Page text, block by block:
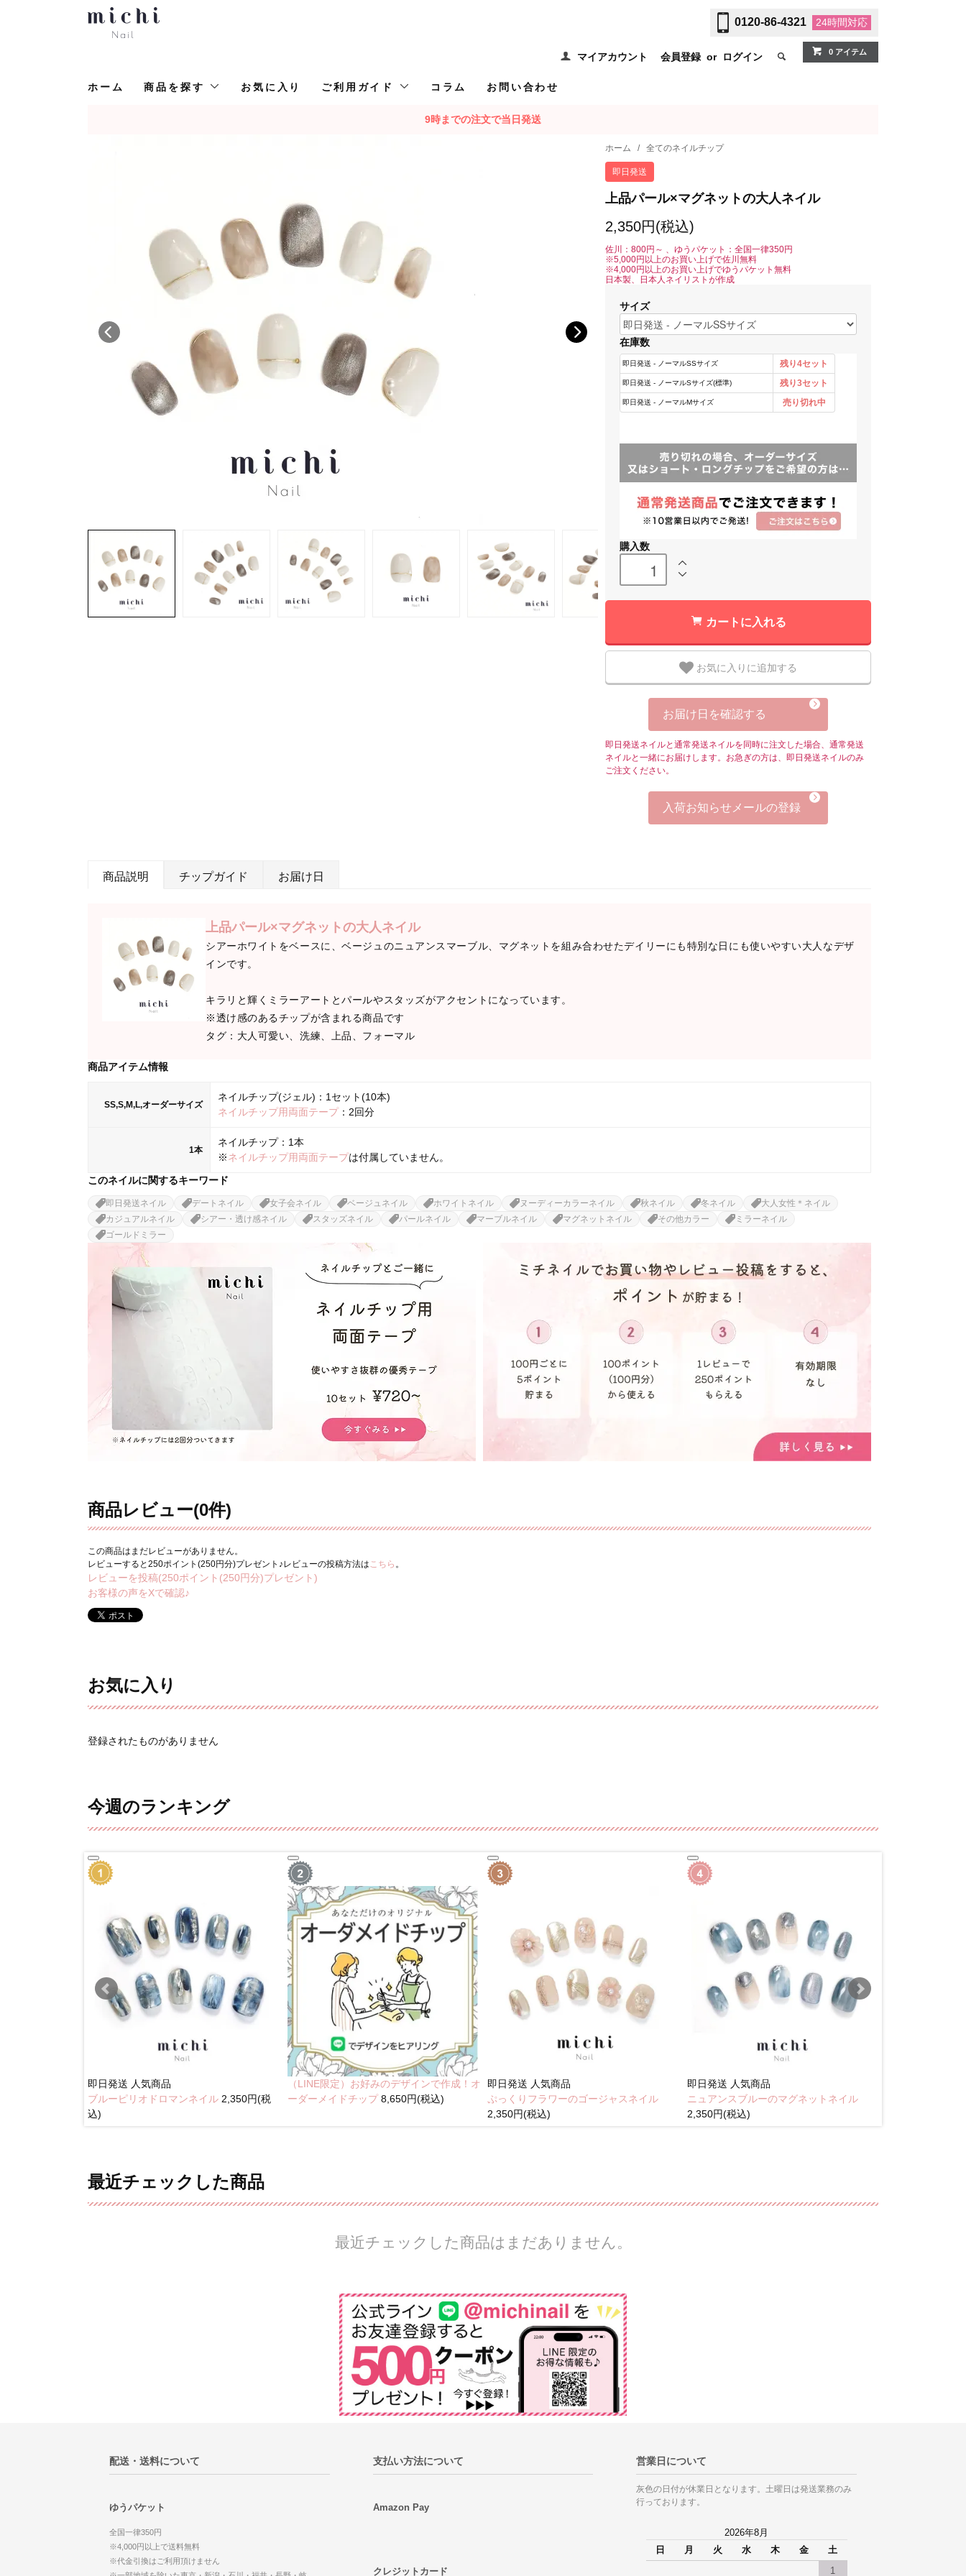
0120-86-4321 24時間対応
マイアカウント 会員登録 or ログイン 0 アイテム
ホーム 商品を探す お気に入り ご利用ガイド コラム お問い合わせ
9時までの注文で当日発送
ホーム / 全てのネイルチップ
即日発送
上品パール×マグネットの大人ネイル
2,350円(税込)
佐川：800円～ 、ゆうパケット：全国一律350円
※5,000円以上のお買い上げで佐川無料
※4,000円以上のお買い上げでゆうパケット無料
日本製、日本人ネイリストが作成
サイズ
在庫数
購入数
カートに入れる
お気に入りに追加する
お届け日を確認する
即日発送ネイルと通常発送ネイルを同時に注文した場合、通常発送
ネイルと一緒にお届けします。お急ぎの方は、即日発送ネイルのみ
ご注文ください。
入荷お知らせメールの登録
商品説明 チップガイド お届け日
上品パール×マグネットの大人ネイル
シアーホワイトをベースに、ベージュのニュアンスマーブル、マグネットを組み合わせたデイリーにも特別な日にも使いやすい大人なデザ
インです。
キラリと輝くミラーアートとパールやスタッズがアクセントになっています。
※透け感のあるチップが含まれる商品です
タグ：大人可愛い、洗練、上品、フォーマル
商品アイテム情報
SS,S,M,L,オーダーサイズ
ネイルチップ(ジェル)：1セット(10本)
ネイルチップ用両面テープ：2回分
1本
ネイルチップ：1本
※ネイルチップ用両面テープは付属していません。
このネイルに関するキーワード
即日発送ネイル デートネイル 女子会ネイル ベージュネイル ホワイトネイル ヌーディーカラーネイル 秋ネイル 冬ネイル
大人女性＊ネイル
カジュアルネイル
シアー・透け感ネイル スタッズネイル パールネイル マーブルネイル マグネットネイル その他カラー
ミラーネイル
ゴールドミラー
商品レビュー(0件)
この商品はまだレビューがありません。
レビューすると250ポイント(250円分)プレゼント♪レビューの投稿方法は こちら 。
レビューを投稿(250ポイント(250円分)プレゼント)
お客様の声をXで確認♪
お気に入り
登録されたものがありません
今週のランキング
即日発送 人気商品
ブルーピリオドロマンネイル 2,350円(税
込)
（LINE限定）お好みのデザインで作成！オ
ーダーメイドチップ8,650円(税込)
即日発送 人気商品
ぷっくりフラワーのゴージャスネイル
2,350円(税込)
即日発送 人気商品
ニュアンスブルーのマグネットネイル
2,350円(税込)
最近チェックした商品
最近チェックした商品はまだありません。
配送・送料について
ゆうパケット
全国一律350円
※4,000円以上で送料無料
※代金引換はご利用頂けません
支払い方法について
Amazon Pay
クレジットカード
営業日について
灰色の日付が休業日となります。土曜日は発送業務のみ
行っております。
2026年8月
日
月 火 水 木 金 土
1